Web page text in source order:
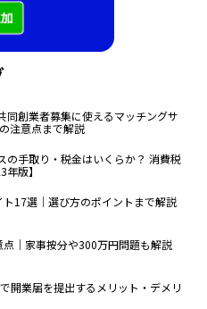
同創業者募集に使えるマッチングサ
注意点まで解説
の手取り・税金はいくらか？ 消費税
版】
17選｜選び方のポイントまで解説
｜家事按分や300万円問題も解説
開業届を提出するメリット・デメリ